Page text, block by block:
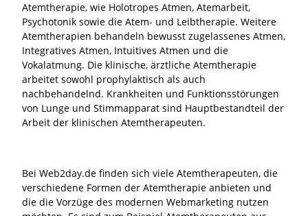
Atemtherapie, wie Holotropes Atmen, Atemarbeit,
Psychotonik sowie die Atem- und Leibtherapie. Weitere
Atemtherapien behandeln bewusst zugelassenes Atmen,
Integratives Atmen, Intuitives Atmen und die
Vokalatmung. Die klinische, ärztliche Atemtherapie
arbeitet sowohl prophylaktisch als auch
nachbehandelnd. Krankheiten und Funktionsstörungen
von Lunge und Stimmapparat sind Hauptbestandteil der
Arbeit der klinischen Atemtherapeuten.
Bei Web2day.de finden sich viele Atemtherapeuten, die
verschiedene Formen der Atemtherapie anbieten und
die die Vorzüge des modernen Webmarketing nutzen